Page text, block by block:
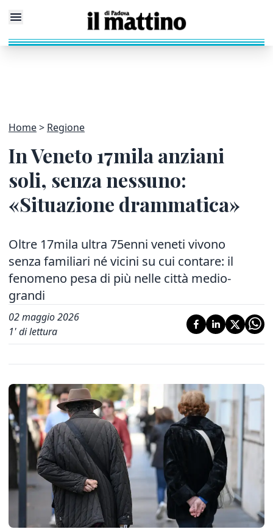
Home Regione
In Veneto 17mila anziani
soli, senza nessuno:
«Situazione drammatica»
Oltre 17mila ultra 75enni veneti vivono
senza familiari né vicini su cui contare: il
fenomeno pesa di più nelle città medio-
grandi
02 maggio 2026
1' di lettura